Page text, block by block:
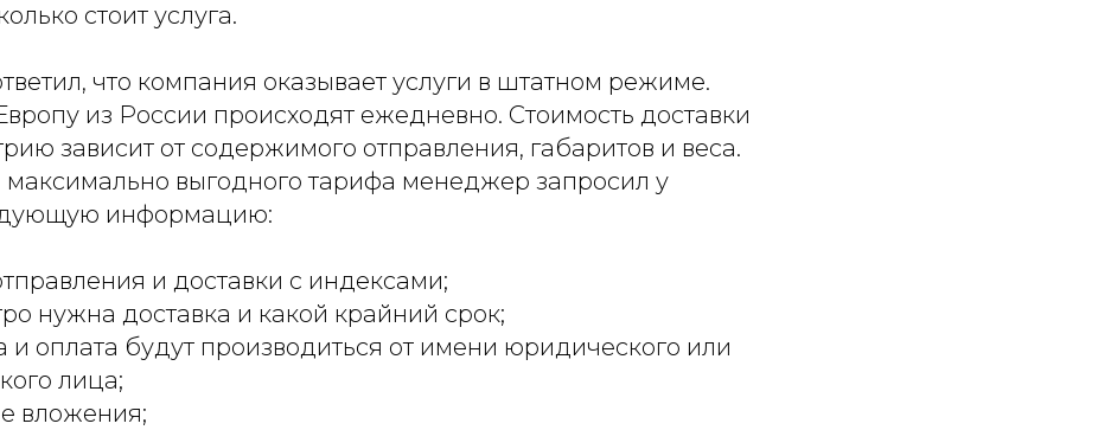
стоит услуга.
что компания оказывает услуги в штатном режиме.
из России происходят ежедневно. Стоимость доставки
зависит от содержимого отправления, габаритов и веса.
максимально выгодного тарифа менеджер запросил у
информацию:
и доставки с индексами;
нужна доставка и какой крайний срок;
и оплата будут производиться от имени юридического или
лица;
вложения;